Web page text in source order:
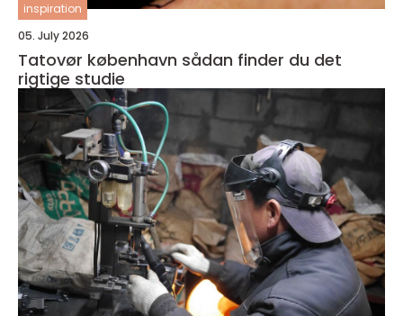
inspiration
05. July 2026
Tatovør københavn sådan finder du det
rigtige studie